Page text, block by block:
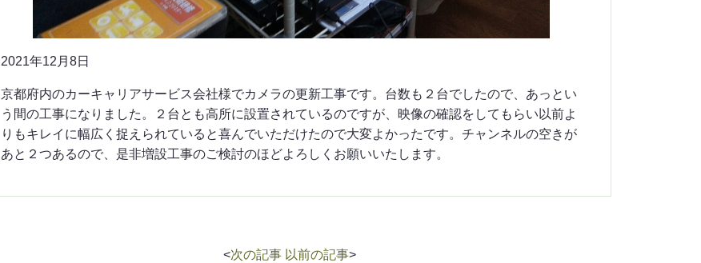
2021年12月8日
京都府内のカーキャリアサービス会社様でカメラの更新工事です。台数も２台でしたので、あっとい
う間の工事になりました。２台とも高所に設置されているのですが、映像の確認をしてもらい以前よ
りもキレイに幅広く捉えられていると喜んでいただけたので大変よかったです。チャンネルの空きが
あと２つあるので、是非増設工事のご検討のほどよろしくお願いいたします。
<次の記事 以前の記事>